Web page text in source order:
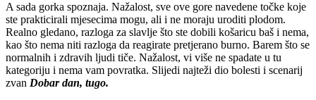
A sada gorka spoznaja. Nažalost, sve ove gore navedene točke koje
ste prakticirali mjesecima mogu, ali i ne moraju uroditi plodom.
Realno gledano, razloga za slavlje što ste dobili košaricu baš i nema,
kao što nema niti razloga da reagirate pretjerano burno. Barem što se
normalnih i zdravih ljudi tiče. Nažalost, vi više ne spadate u tu
kategoriju i nema vam povratka. Slijedi najteži dio bolesti i scenarij
zvan Dobar dan, tugo.